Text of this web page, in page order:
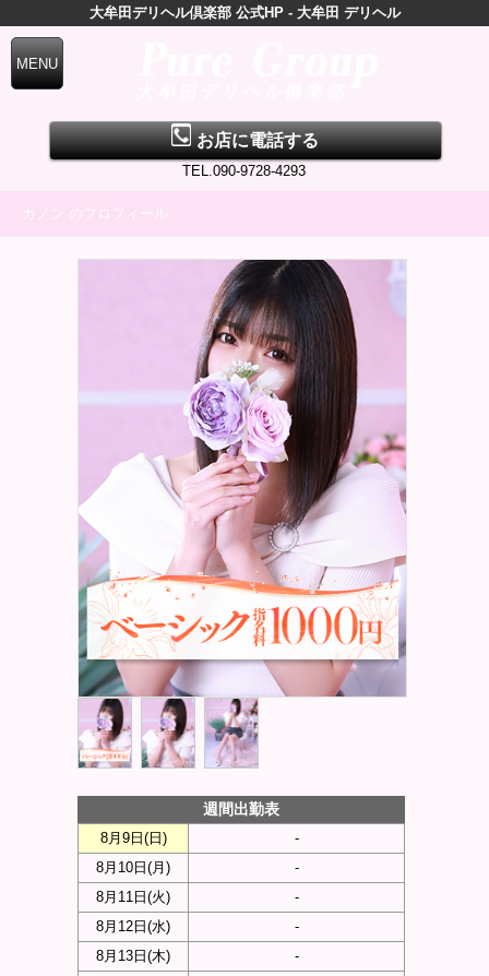
大牟田デリヘル倶楽部 公式HP - 大牟田 デリヘル
お店に電話する
TEL.090-9728-4293
カノン のプロフィール
週間出勤表
8月9日(日 )
-
8月10日(月 )
-
8月11日(火)
-
8月12日(水)
-
8月13日(木)
-